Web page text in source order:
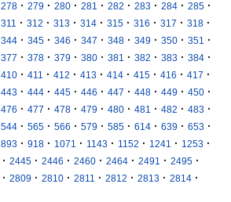
278 · 279 · 280 · 281 · 282 · 283 · 284 · 285 ·
311 · 312 · 313 · 314 · 315 · 316 · 317 · 318 ·
344 · 345 · 346 · 347 · 348 · 349 · 350 · 351 ·
377 · 378 · 379 · 380 · 381 · 382 · 383 · 384 ·
410 · 411 · 412 · 413 · 414 · 415 · 416 · 417 ·
443 · 444 · 445 · 446 · 447 · 448 · 449 · 450 ·
476 · 477 · 478 · 479 · 480 · 481 · 482 · 483 ·
544 · 565 · 566 · 579 · 585 · 614 · 639 · 653 ·
893 · 918 · 1071 · 1143 · 1152 · 1241 · 1253 ·
· 2445 · 2446 · 2460 · 2464 · 2491 · 2495 ·
· 2809 · 2810 · 2811 · 2812 · 2813 · 2814 ·